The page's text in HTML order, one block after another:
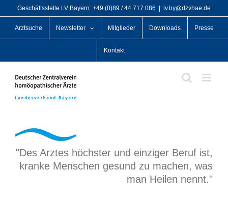
Inhalt
springen
Geschäftsstelle LV Bayern: +49 (0)89 / 44 717 086 lv.by@dzvhae.de
Arztsuche Newsletter Mitglieder Downloads Presse
Kontakt
"Des Arztes höchster und einziger Beruf ist,
kranke Menschen gesund zu machen, was
man Heilen nennt."